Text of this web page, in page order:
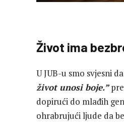
Život ima
U JUB-u smo svjesni
život unosi boje.”
dopirući do mlađih
ohrabrujući ljude da